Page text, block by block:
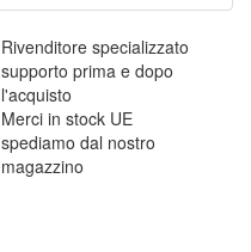
Rivenditore specializzato
supporto prima e dopo
l'acquisto
Merci in stock UE
spediamo dal nostro
magazzino